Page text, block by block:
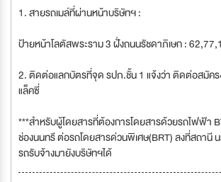
1. สายรถเมล์ที่ผ่านหน้าบริษัทฯ :
ป้ายหน้าโลตัสพระราม 3 ฝั่งถนนรัชดาภิเษก :
2. ติดต่อแลกบัตรที่จุด รปภ.ชั้น 1 แจ้งว่า ติดต่อสมัค
แล็คซี่
***สำหรับผู้โดยสารที่ต้องการโดยสารด้วยรถไฟฟ้า
ช่องนนทรี ต่อรถโดยสารด่วนพิเศษ(BRT) ลงที่สถานี
รถรับจ้างมายังบริษัทฯได้